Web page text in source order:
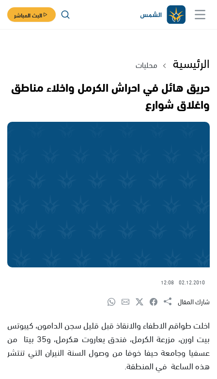
البث المباشر
الرئيسية محليات
حريق هائل في احراش الكرمل واخلاء مناطق
واغلاق شوارع
02.12.2010
12:08
شارك المقال
اخلت طواقم الاطفاء والانقاذ قبل قليل سجن الدامون، كيبوتس
بيت اورن، مزرعة الكرمل، فندق يعاروت هكرمل، و35 بيتا من
عسفيا وجامعة حيفا خوفا من وصول السنة النيران التي تنتشر
هذه الساعة في المنطقة.